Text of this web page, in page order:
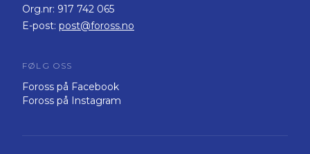
Org.nr: 917 742 065
E-post: post@foross.no
FØLG OSS
Foross på Facebook
Foross på Instagram